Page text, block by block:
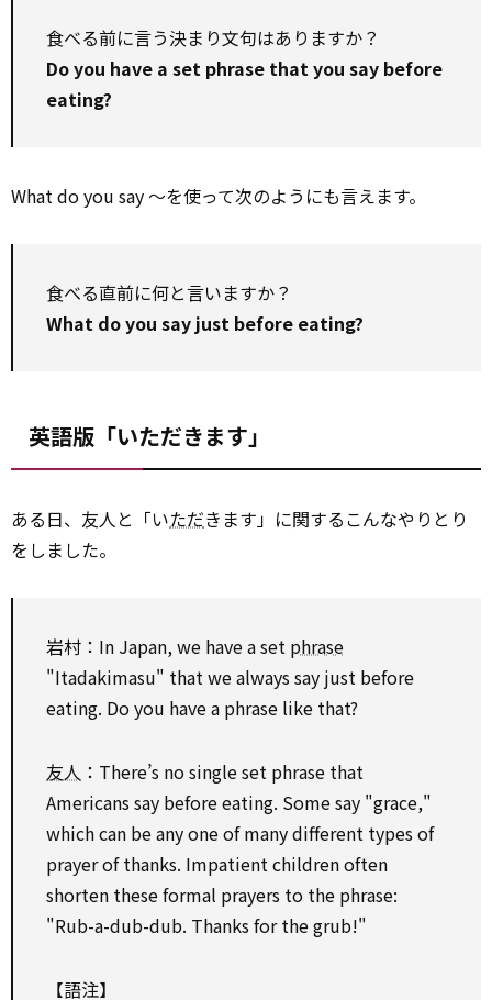
食べる前に言う決まり文句はありますか？
Do you have a set phrase that you say before
eating?
What do you say ～を使って次のようにも言えます。
食べる直前に何と言いますか？
What do you say just before eating?
英語版「いただきます」
ある日、友人と「いただきます」に関するこんなやりとり
をしました。
岩村：In Japan, we have a set phrase
"Itadakimasu" that we always say just before
eating. Do you have a phrase like that?
友人 ：There’s no single set phrase that
Americans say before eating. Some say "grace,"
which can be any one of many different types of
prayer of thanks. Impatient children often
shorten these formal prayers to the phrase:
"Rub-a-dub-dub. Thanks for the grub!"
【語注】